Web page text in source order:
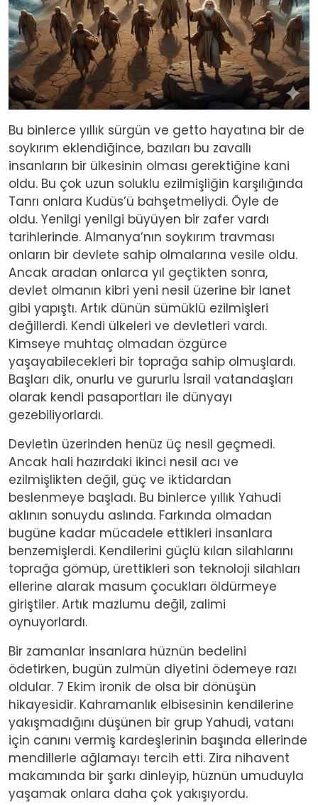
Bu binlerce yıllık sürgün ve getto hayatına bir de
soykırım eklendiğince, bazıları bu zavallı
insanların bir ülkesinin olması gerektiğine kani
oldu. Bu çok uzun soluklu ezilmişliğin karşılığında
Tanrı onlara Kudüs’ü bahşetmeliydi. Öyle de
oldu. Yenilgi yenilgi büyüyen bir zafer vardı
tarihlerinde. Almanya’nın soykırım travması
onların bir devlete sahip olmalarına vesile oldu.
Ancak aradan onlarca yıl geçtikten sonra,
devlet olmanın kibri yeni nesil üzerine bir lanet
gibi yapıştı. Artık dünün sümüklü ezilmişleri
değillerdi. Kendi ülkeleri ve devletleri vardı.
Kimseye muhtaç olmadan özgürce
yaşayabilecekleri bir toprağa sahip olmuşlardı.
Başları dik, onurlu ve gururlu İsrail vatandaşları
olarak kendi pasaportları ile dünyayı
gezebiliyorlardı.
Devletin üzerinden henüz üç nesil geçmedi.
Ancak hali hazırdaki ikinci nesil acı ve
ezilmişlikten değil, güç ve iktidardan
beslenmeye başladı. Bu binlerce yıllık Yahudi
aklının sonuydu aslında. Farkında olmadan
bugüne kadar mücadele ettikleri insanlara
benzemişlerdi. Kendilerini güçlü kılan silahlarını
toprağa gömüp, ürettikleri son teknoloji silahları
ellerine alarak masum çocukları öldürmeye
giriştiler. Artık mazlumu değil, zalimi
oynuyorlardı.
Bir zamanlar insanlara hüznün bedelini
ödetirken, bugün zulmün diyetini ödemeye razı
oldular. 7 Ekim ironik de olsa bir dönüşün
hikayesidir. Kahramanlık elbisesinin kendilerine
yakışmadığını düşünen bir grup Yahudi, vatanı
için canını vermiş kardeşlerinin başında ellerinde
mendillerle ağlamayı tercih etti. Zira nihavent
makamında bir şarkı dinleyip, hüznün umuduyla
yaşamak onlara daha çok yakışıyordu.